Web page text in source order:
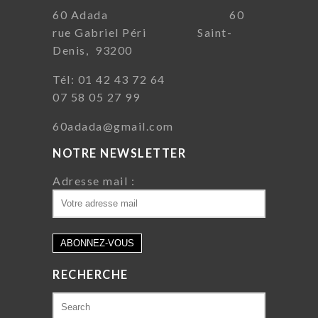
60 Adada 60
rue Gabriel Péri Saint-
Denis, 93200
Tél: 01 42 43 72 64
07 58 05 27 99
60adada@gmail.com
NOTRE NEWSLETTER
Adresse mail :
RECHERCHE
for: